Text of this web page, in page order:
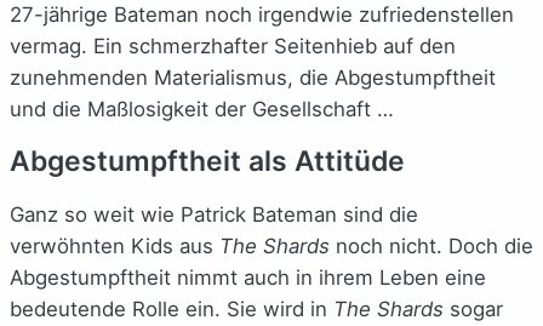
27-jährige Bateman noch irgendwie zufriedenstellen
vermag. Ein schmerzhafter Seitenhieb auf den
zunehmenden Materialismus, die Abgestumpftheit
und die Maßlosigkeit der Gesellschaft …
Abgestumpftheit als Attitüde
Ganz so weit wie Patrick Bateman sind die
verwöhnten Kids aus The Shards noch nicht. Doch die
Abgestumpftheit nimmt auch in ihrem Leben eine
bedeutende Rolle ein. Sie wird in The Shards sogar